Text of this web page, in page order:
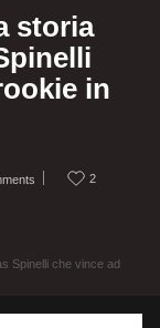
storia
in
2
Spinelli che vince ad